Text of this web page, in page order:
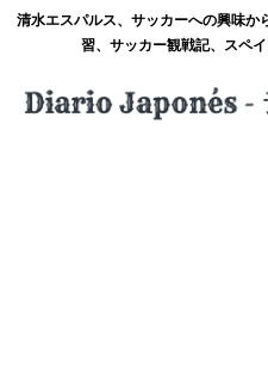
清水エスパルス、サッカーへの興味か
習、サッカー観戦記、スペ